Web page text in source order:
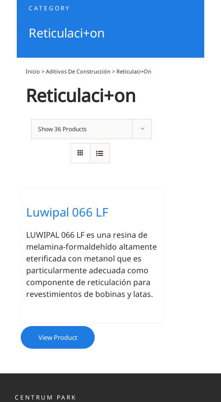
CATEGORY
Reticulaci+on
Inicio >Aditivos De Construcción > Reticulaci+on
Reticulaci+on
Show36 Products
Luwipal 066 LF
LUWIPAL 066 LF es una resina de
melamina-formaldehído altamente
eterificada con metanol que es
particularmente adecuada como
componente de reticulación para
revestimientos de bobinas y latas.
View Product
CENTRUM PARK